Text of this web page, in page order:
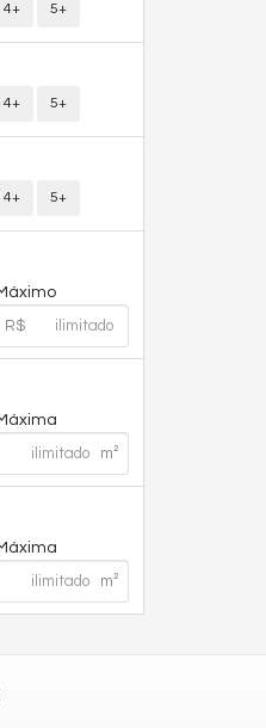
4+ 5+
4+ 5+
4+ 5+